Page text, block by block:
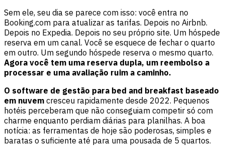
Sem ele, seu dia se parece com isso: você entra no
Booking.com para atualizar as tarifas. Depois no Airbnb.
Depois no Expedia. Depois no seu próprio site. Um hóspede
reserva em um canal. Você se esquece de fechar o quarto
em outro. Um segundo hóspede reserva o mesmo quarto.
Agora você tem uma reserva dupla, um reembolso a
processar e uma avaliação ruim a caminho.
O software de gestão para bed and breakfast baseado
em nuvem cresceu rapidamente desde 2022. Pequenos
hotéis perceberam que não conseguiam competir só com
charme enquanto perdiam diárias para planilhas. A boa
notícia: as ferramentas de hoje são poderosas, simples e
baratas o suficiente até para uma pousada de 5 quartos.